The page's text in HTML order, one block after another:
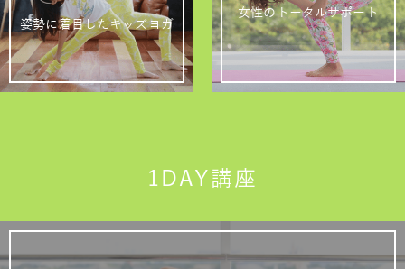
姿勢に着目したキッズヨガ
女性のトータルサポート
1DAY講座